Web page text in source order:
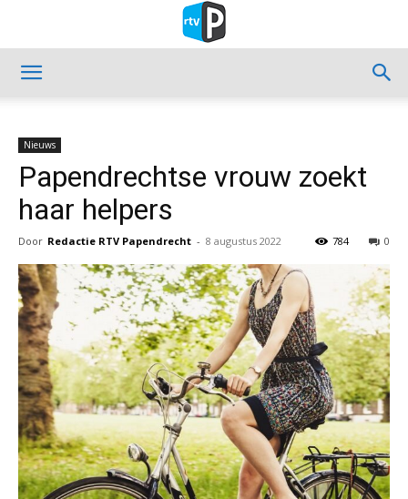
Nieuws
Papendrechtse vrouw zoekt
haar helpers
Door Redactie RTV Papendrecht - 8 augustus 2022 0
784